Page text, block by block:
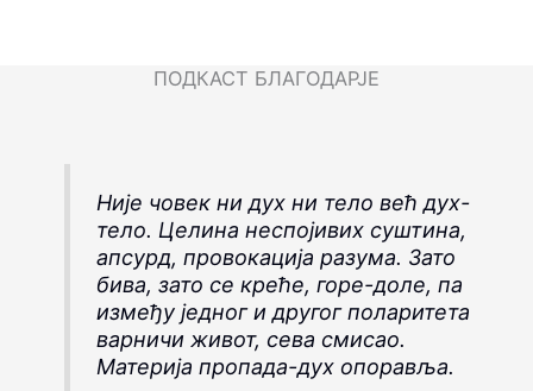
ПОДКАСТ БЛАГОДАРЈЕ
Није човек ни дух ни тело већ дух-
тело. Целина неспојивих суштина,
апсурд, провокација разума. Зато
бива, зато се креће, горе-доле, па
између једног и другог поларитета
варничи живот, сева смисао.
Материја пропада-дух опоравља.